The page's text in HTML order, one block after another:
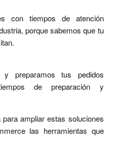
con tiempos de atención
porque sabemos que tu
y preparamos tus pedidos
de preparación y
ampliar estas soluciones
las herramientas que